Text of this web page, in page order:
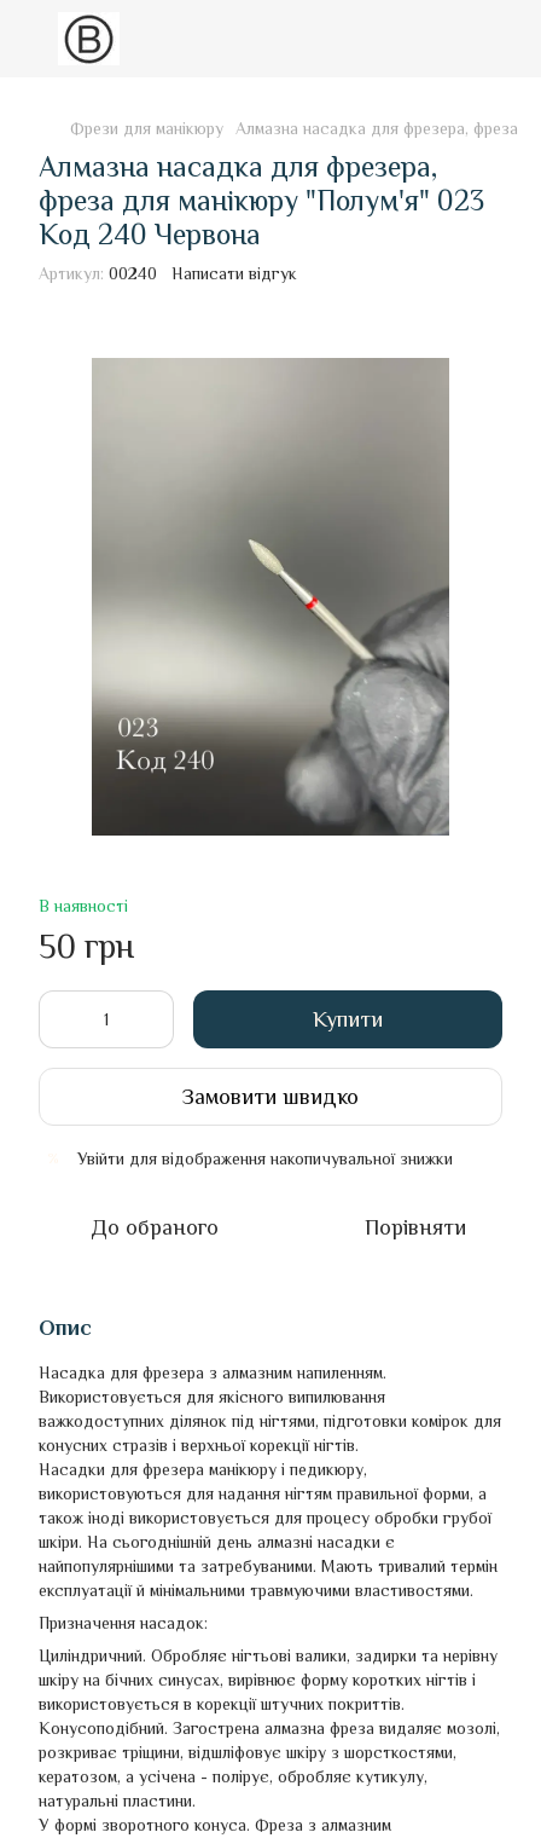
Фрези для манікюру Алмазна насадка для фрезера, фреза
Алмазна насадка для фрезера,
фреза для манікюру "Полум'я" 023
Код 240 Червона
Артикул: 00240 Написати відгук
В наявності
50 грн
Купити
Замовити швидко
Увійти для відображення накопичувальної знижки
До обраного Порівняти
Опис
Насадка для фрезера з алмазним напиленням.
Використовується для якісного випилювання
важкодоступних ділянок під нігтями, підготовки комірок для
конусних стразів і верхньої корекції нігтів.
Насадки для фрезера манікюру і педикюру,
використовуються для надання нігтям правильної форми, а
також іноді використовується для процесу обробки грубої
шкіри. На сьогоднішній день алмазні насадки є
найпопулярнішими та затребуваними. Мають тривалий термін
експлуатації й мінімальними травмуючими властивостями.
Призначення насадок:
Циліндричний. Обробляє нігтьові валики, задирки та нерівну
шкіру на бічних синусах, вирівнює форму коротких нігтів і
використовується в корекції штучних покриттів.
Конусоподібний. Загострена алмазна фреза видаляє мозолі,
розкриває тріщини, відшліфовує шкіру з шорсткостями,
кератозом, а усічена - полірує, обробляє кутикулу,
натуральні пластини.
У формі зворотного конуса. Фреза з алмазним